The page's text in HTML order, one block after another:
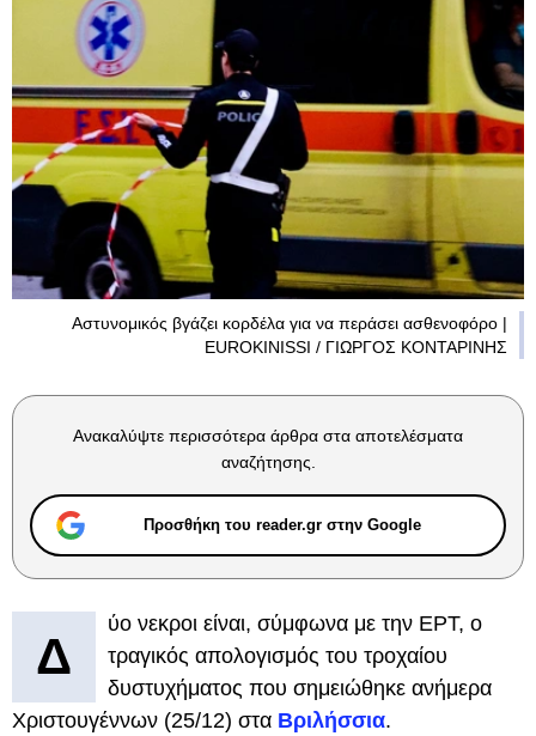
Αστυνομικός βγάζει κορδέλα για να περάσει ασθενοφόρο |
EUROKINISSI / ΓΙΩΡΓΟΣ ΚΟΝΤΑΡΙΝΗΣ
Ανακαλύψτε περισσότερα άρθρα στα αποτελέσματα
αναζήτησης.
Προσθήκη του reader.gr στην Google
Δ
ύο νεκροι είναι, σύμφωνα με την ΕΡΤ, ο
τραγικός απολογισμός του τροχαίου
δυστυχήματος που σημειώθηκε ανήμερα
Χριστουγέννων (25/12) στα Βριλήσσια.